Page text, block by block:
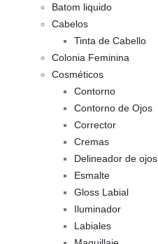
Batom liquido
Cabelos
Tinta de Cabello
Colonia Feminina
Cosméticos
Contorno
Contorno de Ojos
Corrector
Cremas
Delineador de ojos
Esmalte
Gloss Labial
Iluminador
Labiales